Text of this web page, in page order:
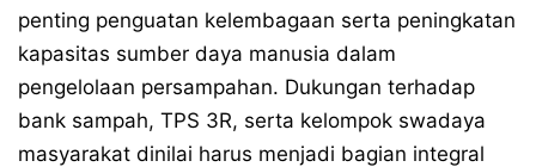
penting penguatan kelembagaan serta peningkatan
kapasitas sumber daya manusia dalam
pengelolaan persampahan. Dukungan terhadap
bank sampah, TPS 3R, serta kelompok swadaya
masyarakat dinilai harus menjadi bagian integral